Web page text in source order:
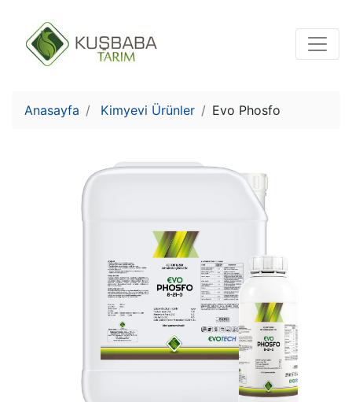
Anasayfa Kimyevi Ürünler Evo Phosfo